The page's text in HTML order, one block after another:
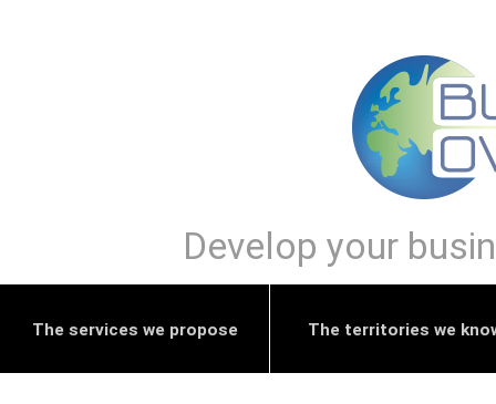
Develop your
The services we propose The territories we